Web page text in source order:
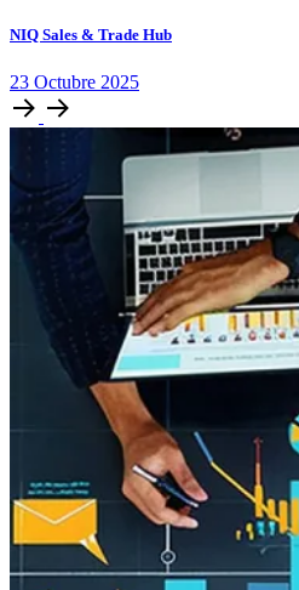
NIQ Sales & Trade Hub
23 Octubre 2025